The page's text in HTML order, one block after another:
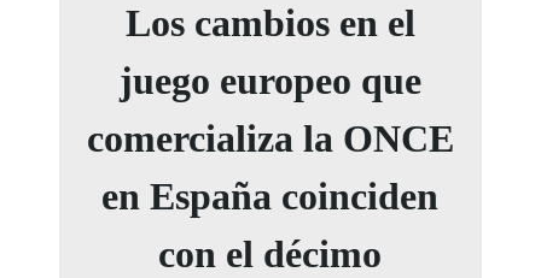
Los cambios en el
juego europeo que
comercializa la ONCE
en España coinciden
con el décimo